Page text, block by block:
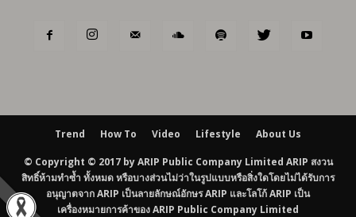
Trend How To Video Lifestyle About Us
© Copyright © 2017 by ARIP Public Company Limited ARIP สงวน
สิทธิ์ห้ามทำซ้ำ ทั้งหมด หรือบางส่วนไม่ว่าในรูปแบบหรือสิ่งใดโดยไม่ได้รับการ
อนุญาตจาก ARIP เป็นลายลักษณ์อักษร ARIP และโลโก้ ARIP เป็น
เครื่องหมายการค้าของ ARIP Public Company Limited